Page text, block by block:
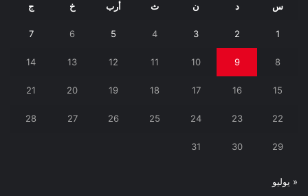
س د ن ث أرب خ ج
1
2
3
4
5
6
7
8
9
10
11
12
13
14
15
16
17
18
19
20
21
22
23
24
25
26
27
28
29
30
31
« يوليو